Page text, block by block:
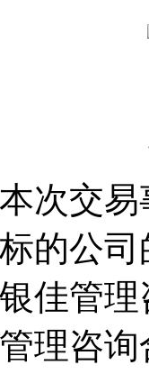
交易
的公
佳管
理咨